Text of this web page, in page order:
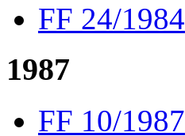
FF 24/1984
1987
FF 10/1987